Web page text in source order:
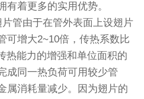
有着更多的实用优势。
管由于在管外表面上设翅片
可增大2~10倍，传热系数比
热能力的增强和单位面积的
成同一热负荷可用较少管
属消耗量减少。因为翅片的